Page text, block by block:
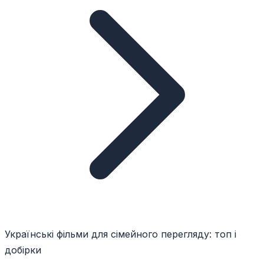
Українські фільми для сімейного перегляду: топ і
добірки